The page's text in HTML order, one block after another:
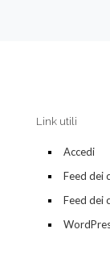
Link utili
Accedi
Feed dei
Feed dei